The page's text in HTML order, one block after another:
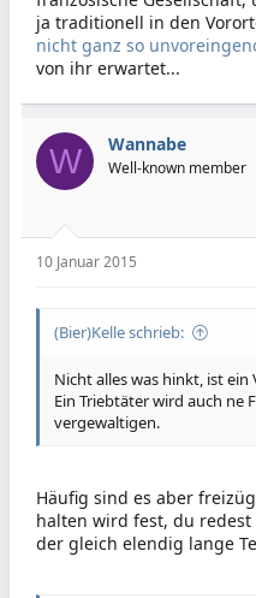
ja traditionell in den
nicht ganz so
von ihr erwartet...
W Wannabe
Well-known member
10 Januar 2015
(Bier)Kelle schrieb:
Nicht alles was hinkt, ist ein
Ein Triebtäter wird auch ne
vergewaltigen.
Häufig sind es aber
halten wird fest, du
der gleich elendig lange